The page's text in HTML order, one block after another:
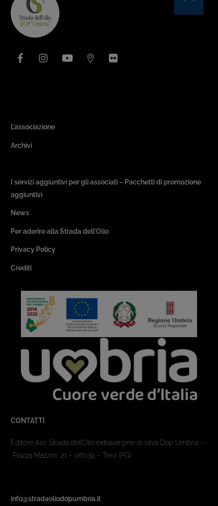
YouTube
L’associazione
Archivi
I servizi aggiuntivi per gli associati – Pacchetti di promozione
aggiuntivi
News
Per aderire alla Strada dell’Olio
Privacy Policy
Crediti
CONTATTI
Editore Ass. Strada dell’Olio extravergine di oliva Dop Umbria –
Piazza Mazzini, 21 – 06039 – Trevi (PG)
info@stradaoliodopumbria.it